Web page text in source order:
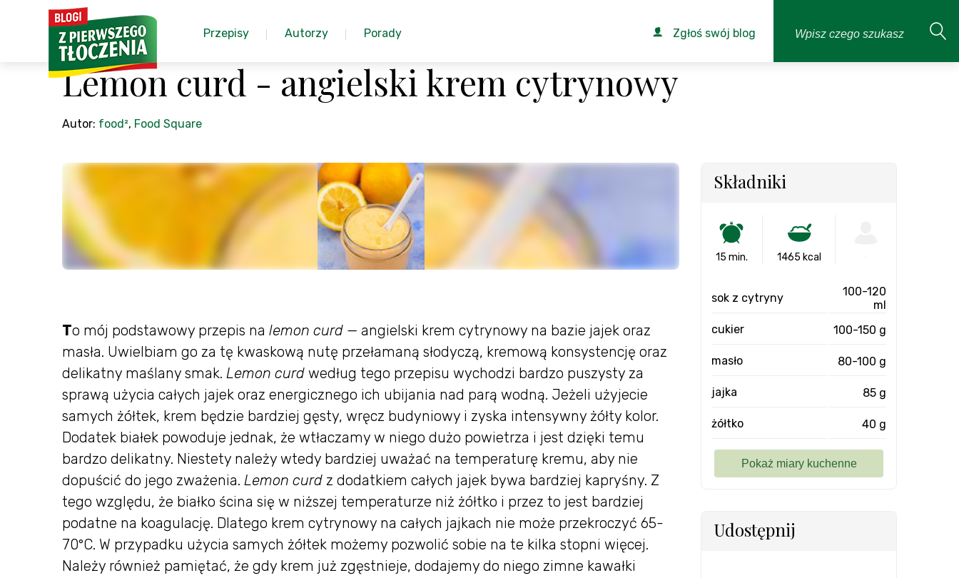
Przepisy Autorzy Porady Zgłoś swój blog
Lemon curd - angielski krem cytrynowy
Autor: food², Food Square
To mój podstawowy przepis na lemon curd — angielski krem cytrynowy na bazie jajek oraz
masła. Uwielbiam go za tę kwaskową nutę przełamaną słodyczą, kremową konsystencję oraz
delikatny maślany smak. Lemon curd według tego przepisu wychodzi bardzo puszysty za
sprawą użycia całych jajek oraz energicznego ich ubijania nad parą wodną. Jeżeli użyjecie
samych żółtek, krem będzie bardziej gęsty, wręcz budyniowy i zyska intensywny żółty kolor.
Dodatek białek powoduje jednak, że wtłaczamy w niego dużo powietrza i jest dzięki temu
bardzo delikatny. Niestety należy wtedy bardziej uważać na temperaturę kremu, aby nie
dopuścić do jego zważenia. Lemon curd z dodatkiem całych jajek bywa bardziej kapryśny. Z
tego względu, że białko ścina się w niższej temperaturze niż żółtko i przez to jest bardziej
podatne na koagulację. Dlatego krem cytrynowy na całych jajkach nie może przekroczyć 65-
70°C. W przypadku użycia samych żółtek możemy pozwolić sobie na te kilka stopni więcej.
Należy również pamiętać, że gdy krem już zgęstnieje, dodajemy do niego zimne kawałki
Składniki
15 min. 1465 kcal
sok z cytryny
100-120
ml
cukier
100-150 g
masło 80-100 g
jajka 85 g
żółtko 40 g
Udostępnij